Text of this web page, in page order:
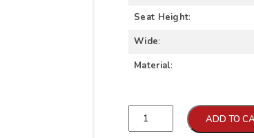
Seat Height:
Wide:
Material:
ADD TO